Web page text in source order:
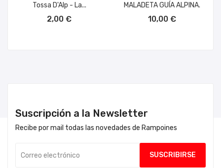
Tossa D'Alp - La...
2,00 €
MALADETA GUÍA ALPINA.
10,00 €
Suscripción a la Newsletter
Recibe por mail todas las novedades de Rampoines